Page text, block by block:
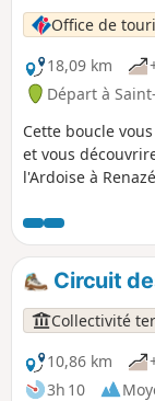
Office de
18,09 km
Départ à
Cette boucle
et vous
l'Ardoise à
Circuit
Collectivité
10,86 km
3h 10